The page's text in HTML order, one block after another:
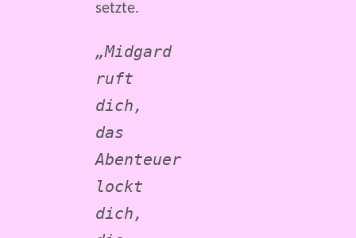
setzte.
„Midgard
ruft
dich,
das
Abenteuer
lockt
dich,